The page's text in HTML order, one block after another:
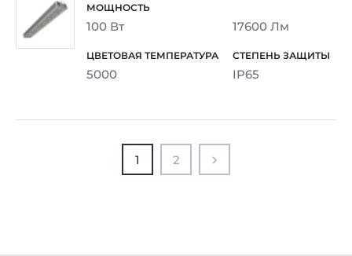
100 Вт 17600 Лм
5000 IP65
1 2